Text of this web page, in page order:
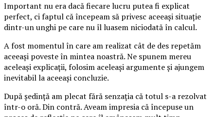
Important nu era dacă fiecare lucru putea fi explicat
perfect, ci faptul că începeam să privesc aceeași situație
dintr-un unghi pe care nu îl luasem niciodată în calcul.
A fost momentul în care am realizat cât de des repetăm
aceeași poveste în mintea noastră. Ne spunem mereu
aceleași explicații, folosim aceleași argumente și ajungem
inevitabil la aceeași concluzie.
După ședință am plecat fără senzația că totul s-a rezolvat
într-o oră. Din contră. Aveam impresia că începuse un